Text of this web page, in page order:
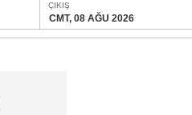
ÇIKIŞ
CMT, 08 AĞU 2026